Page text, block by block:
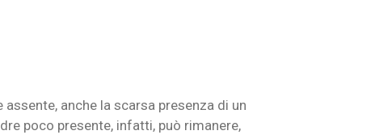
anche la scarsa presenza di un
poco presente, infatti, può rimanere,